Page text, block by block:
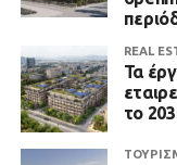
REAL
Τα
το